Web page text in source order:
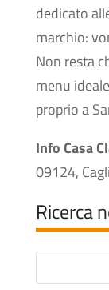
dedicato
marchio:
Non resta
menu
proprio a
Info Casa
09124,
Ricerca